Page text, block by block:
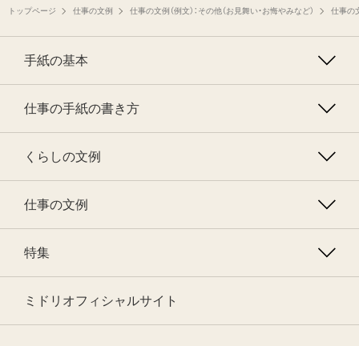
トップページ 仕事の文例 仕事の文例（例文）：その他（お見舞い・お悔やみなど） 仕事の
手紙の基本
仕事の手紙の書き方
くらしの文例
仕事の文例
特集
ミドリオフィシャルサイト